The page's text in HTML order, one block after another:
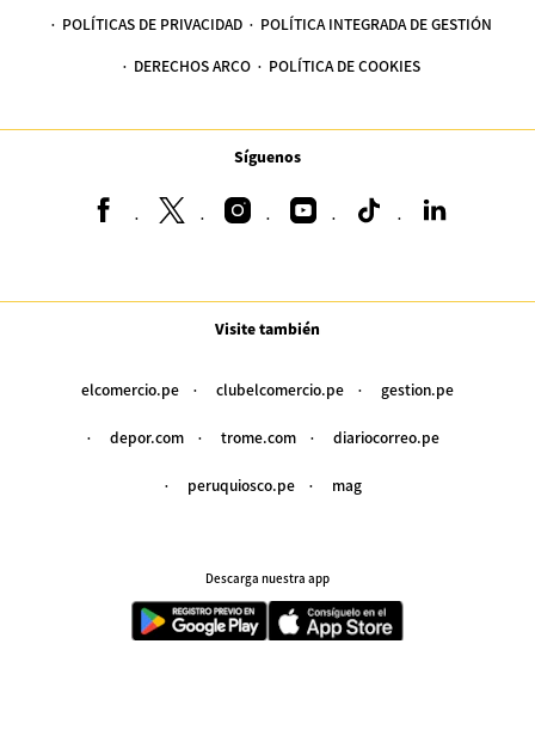
POLÍTICAS DE PRIVACIDAD POLÍTICA INTEGRADA DE GESTIÓN
DERECHOS ARCO POLÍTICA DE COOKIES
Síguenos
Visite también
elcomercio.pe clubelcomercio.pe gestion.pe
depor.com trome.com diariocorreo.pe
peruquiosco.pe mag
Descarga nuestra app